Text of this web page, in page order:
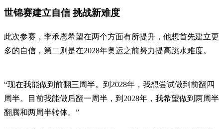
世锦赛建立自信 挑战新难度
此次参赛，李承恩希望在两个方面有所提升，他想首先建立更
多的自信，第二则是在2028年奥运之前努力提高跳水难度。
“现在我能做到前翻三周半。到2028年，我想尝试做到前翻四
周半。目前我能做后翻一周半，到2028年，我希望做到两周半
翻腾和两周半转体。”